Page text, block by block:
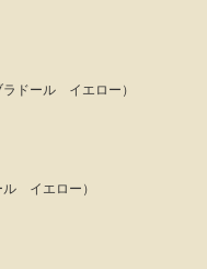
ドール イエロー）
イエロー）